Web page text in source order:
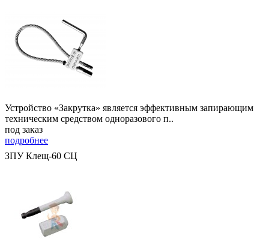
Устройство «Закрутка» является эффективным запирающим
техническим средством одноразового п..
под заказ
подробнее
ЗПУ Клещ-60 СЦ